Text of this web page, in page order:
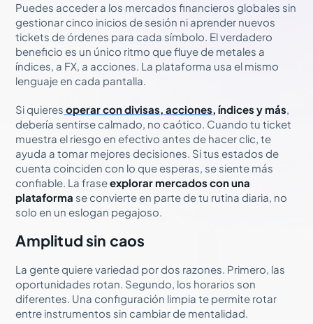
Puedes acceder a los mercados financieros globales sin
gestionar cinco inicios de sesión ni aprender nuevos
tickets de órdenes para cada símbolo. El verdadero
beneficio es un único ritmo que fluye de metales a
índices, a FX, a acciones. La plataforma usa el mismo
lenguaje en cada pantalla.
Si quieres operar con divisas, acciones, índices y más,
debería sentirse calmado, no caótico. Cuando tu ticket
muestra el riesgo en efectivo antes de hacer clic, te
ayuda a tomar mejores decisiones. Si tus estados de
cuenta coinciden con lo que esperas, se siente más
confiable. La fraseexplorar mercados con una
plataforma se convierte en parte de tu rutina diaria, no
solo en un eslogan pegajoso.
Amplitud sin caos
La gente quiere variedad por dos razones. Primero, las
oportunidades rotan. Segundo, los horarios son
diferentes. Una configuración limpia te permite rotar
entre instrumentos sin cambiar de mentalidad.